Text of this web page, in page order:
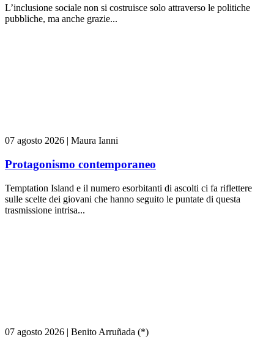
L’inclusione sociale non si costruisce solo attraverso le politiche
pubbliche, ma anche grazie...
07 agosto 2026 | Maura Ianni
Protagonismo contemporaneo
Temptation Island e il numero esorbitanti di ascolti ci fa riflettere
sulle scelte dei giovani che hanno seguito le puntate di questa
trasmissione intrisa...
07 agosto 2026 | Benito Arruñada (*)